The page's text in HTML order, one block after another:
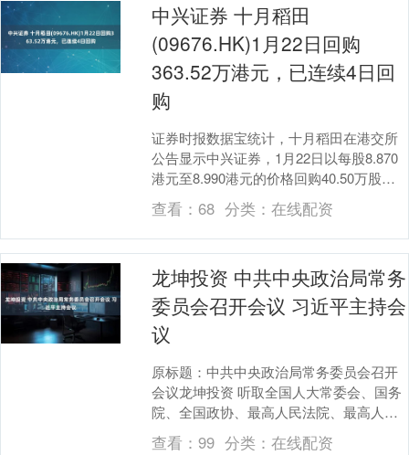
中兴证券 十月稻田
(09676.HK)1月22日回购
363.52万港元，已连续4日回
购
证券时报数据宝统计，十月稻田在港交所
公告显示中兴证券，1月22日以每股8.870
港元至8.990港元的价格回购40.50万股，
回购金额达363.52万港元。该股....
查看：68 分类： 在线配资
龙坤投资 中共中央政治局常务
委员会召开会议 习近平主持会
议
原标题：中共中央政治局常务委员会召开
会议龙坤投资 听取全国人大常委会、国务
院、全国政协、最高人民法院、最高人民
检察院党组工作汇报 听取中央书记处工作
查看：99 分类： 在线配资